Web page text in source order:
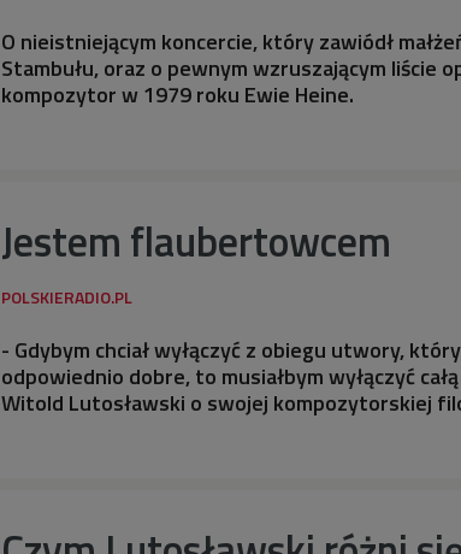
O nieistniejącym koncercie, który zawiódł
Stambułu, oraz o pewnym wzruszającym liście
kompozytor w 1979 roku Ewie Heine.
Jestem flaubertowcem
- Gdybym chciał wyłączyć z obiegu utwory,
odpowiednio dobre, to musiałbym wyłączyć
Witold Lutosławski o swojej kompozytorskiej